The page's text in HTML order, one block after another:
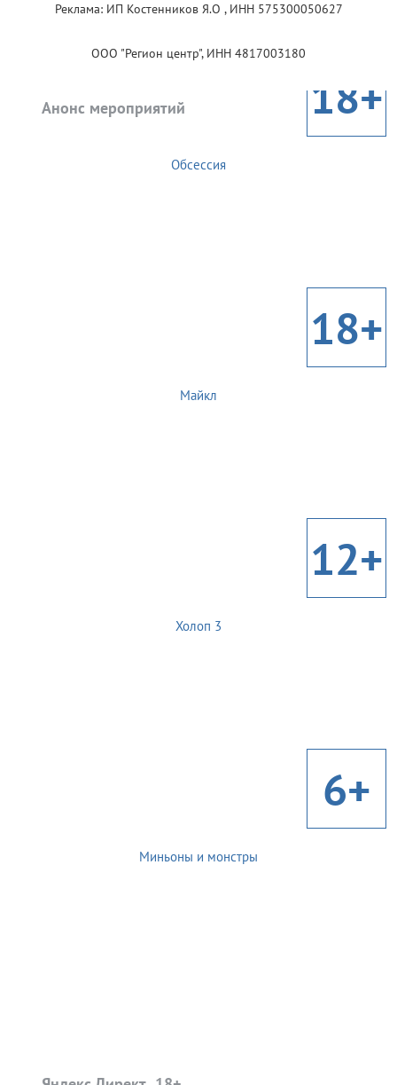
Реклама: ИП Костенников Я.О , ИНН 575300050627
ООО "Регион центр", ИНН 4817003180
Анонс мероприятий 18+
Обсессия
18+
Майкл
12+
Холоп 3
6+
Миньоны и монстры